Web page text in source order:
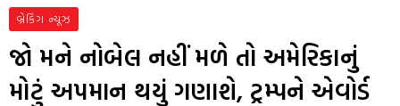
બ્રેકિંગ ન્યૂઝ
જો મને નોબેલ નહીં મળે તો અમેરિકાનું
મોટું અપમાન થયું ગણાશે, ટ્રમ્પને એવોર્ડ